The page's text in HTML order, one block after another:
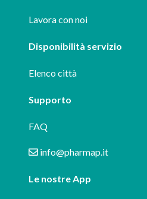
Lavora con noi
Disponibilità servizio
Elenco città
Supporto
FAQ
info@pharmap.it
Le nostre App